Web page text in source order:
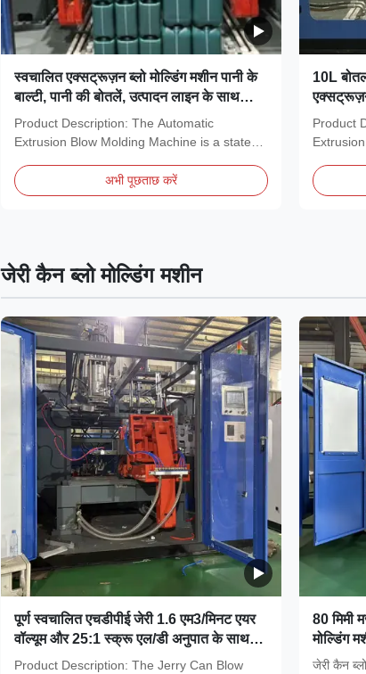
स्वचालित एक्सट्रूज़न ब्लो मोल्डिंग मशीन पानी के
बाल्टी, पानी की बोतलें, उत्पादन लाइन के साथ
प्लास्टिक
Product Description: The Automatic
Extrusion Blow Molding Machine is a state-
अभी पूछताछ करें
10L
एक्सट्रूज़न
पूरी तरह
Product
जेरी कैन ब्लो मोल्डिंग मशीन
पूर्ण स्वचालित एचडीपीई जेरी 1.6 एम3/मिनट एयर
वॉल्यूम और 25:1 स्क्रू एल/डी अनुपात के साथ
मोल्डिंग मशीन को उड़ा सकता है
Product Description: The Jerry Can Blow
80 मिमी
मोल्डिंग
जेरी कैन